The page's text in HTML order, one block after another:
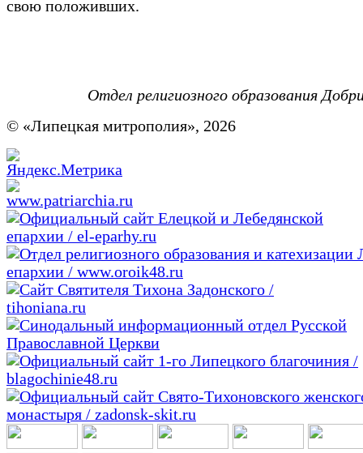
свою положивших.
Отдел религиозного образования
© «Липецкая митрополия», 2026